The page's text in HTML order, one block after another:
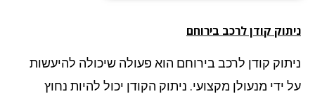
קודן לרכבבירוחם
קודן לרכב בירוחם הוא פעולה שיכולה להיעשות
ידי מנעולן מקצועי. ניתוק הקודן יכול להיות נחוץ